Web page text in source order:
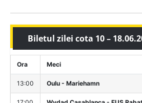
Biletul zilei cota 10 –
Ora Meci
13:00 Oulu - Mariehamn